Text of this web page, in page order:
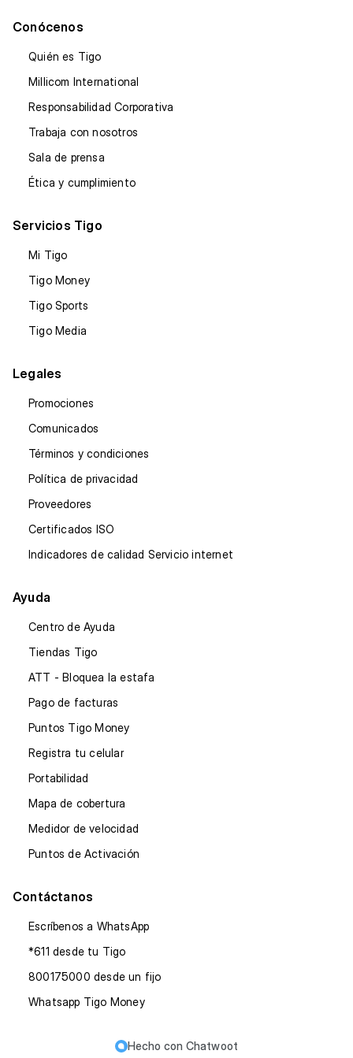
Conócenos
Quién es Tigo
Millicom International
Responsabilidad Corporativa
Trabaja con nosotros
Sala de prensa
Ética y cumplimiento
Servicios Tigo
Mi Tigo
Tigo Money
Tigo Sports
Tigo Media
Legales
Promociones
Comunicados
Términos y condiciones
Política de privacidad
Proveedores
Certificados ISO
Indicadores de calidad Servicio internet
Ayuda
Centro de Ayuda
Tiendas Tigo
ATT - Bloquea la estafa
Pago de facturas
Puntos Tigo Money
Registra tu celular
Portabilidad
Mapa de cobertura
Medidor de velocidad
Puntos de Activación
Contáctanos
Escríbenos a WhatsApp
*611 desde tu Tigo
800175000 desde un fijo
Whatsapp Tigo Money
Hecho con Chatwoot